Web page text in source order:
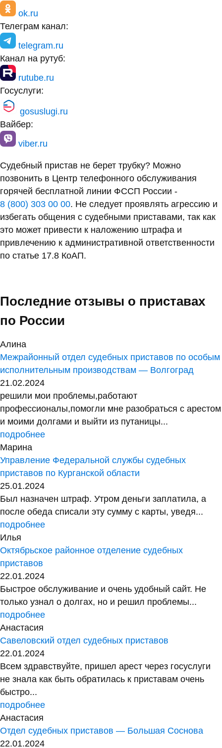
ok.ru
Телеграм канал:
telegram.ru
Канал на рутуб:
rutube.ru
Госуслуги:
gosuslugi.ru
Вайбер:
viber.ru
Судебный пристав не берет трубку? Можно
позвонить в Центр телефонного обслуживания
горячей бесплатной линии ФССП России -
8 (800) 303 00 00. Не следует проявлять агрессию и
избегать общения с судебными приставами, так как
это может привести к наложению штрафа и
привлечению к административной ответственности
по статье 17.8 КоАП.
Последние отзывы о приставах
по России
Алина
Межрайонный отдел судебных приставов по особым
исполнительным производствам — Волгоград
21.02.2024
решили мои проблемы,работают
профессионалы,помогли мне разобраться с арестом
и моими долгами и выйти из путаницы...
подробнее
Марина
Управление Федеральной службы судебных
приставов по Курганской области
25.01.2024
Был назначен штраф. Утром деньги заплатила, а
после обеда списали эту сумму с карты, уведя...
подробнее
Илья
Октябрьское районное отделение судебных
приставов
22.01.2024
Быстрое обслуживание и очень удобный сайт. Не
только узнал о долгах, но и решил проблемы...
подробнее
Анастасия
Савеловский отдел судебных приставов
22.01.2024
Всем здравствуйте, пришел арест через госуслуги
не знала как быть обратилась к приставам очень
быстро...
подробнее
Анастасия
Отдел судебных приставов — Большая Соснова
22.01.2024